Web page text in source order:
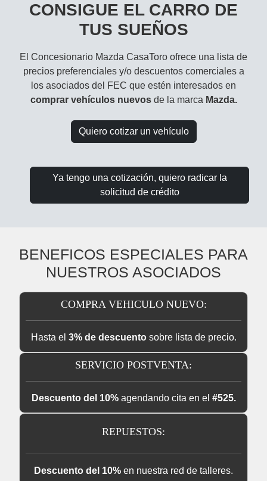
CONSIGUE EL CARRO DE
TUS SUEÑOS
El Concesionario Mazda CasaToro ofrece una lista de
precios preferenciales y/o descuentos comerciales a
los asociados del FEC que estén interesados en
comprar vehículos nuevosde la marca Mazda.
Quiero cotizar un vehículo
Ya tengo una cotización, quiero radicar la
solicitud de crédito
BENEFICOS ESPECIALES PARA
NUESTROS ASOCIADOS
COMPRA VEHICULO NUEVO:
Hasta el 3% de descuentosobre lista de precio.
SERVICIO POSTVENTA:
Descuento del 10%agendando cita en el #525.
REPUESTOS:
Descuento del 10% en nuestra red de talleres.